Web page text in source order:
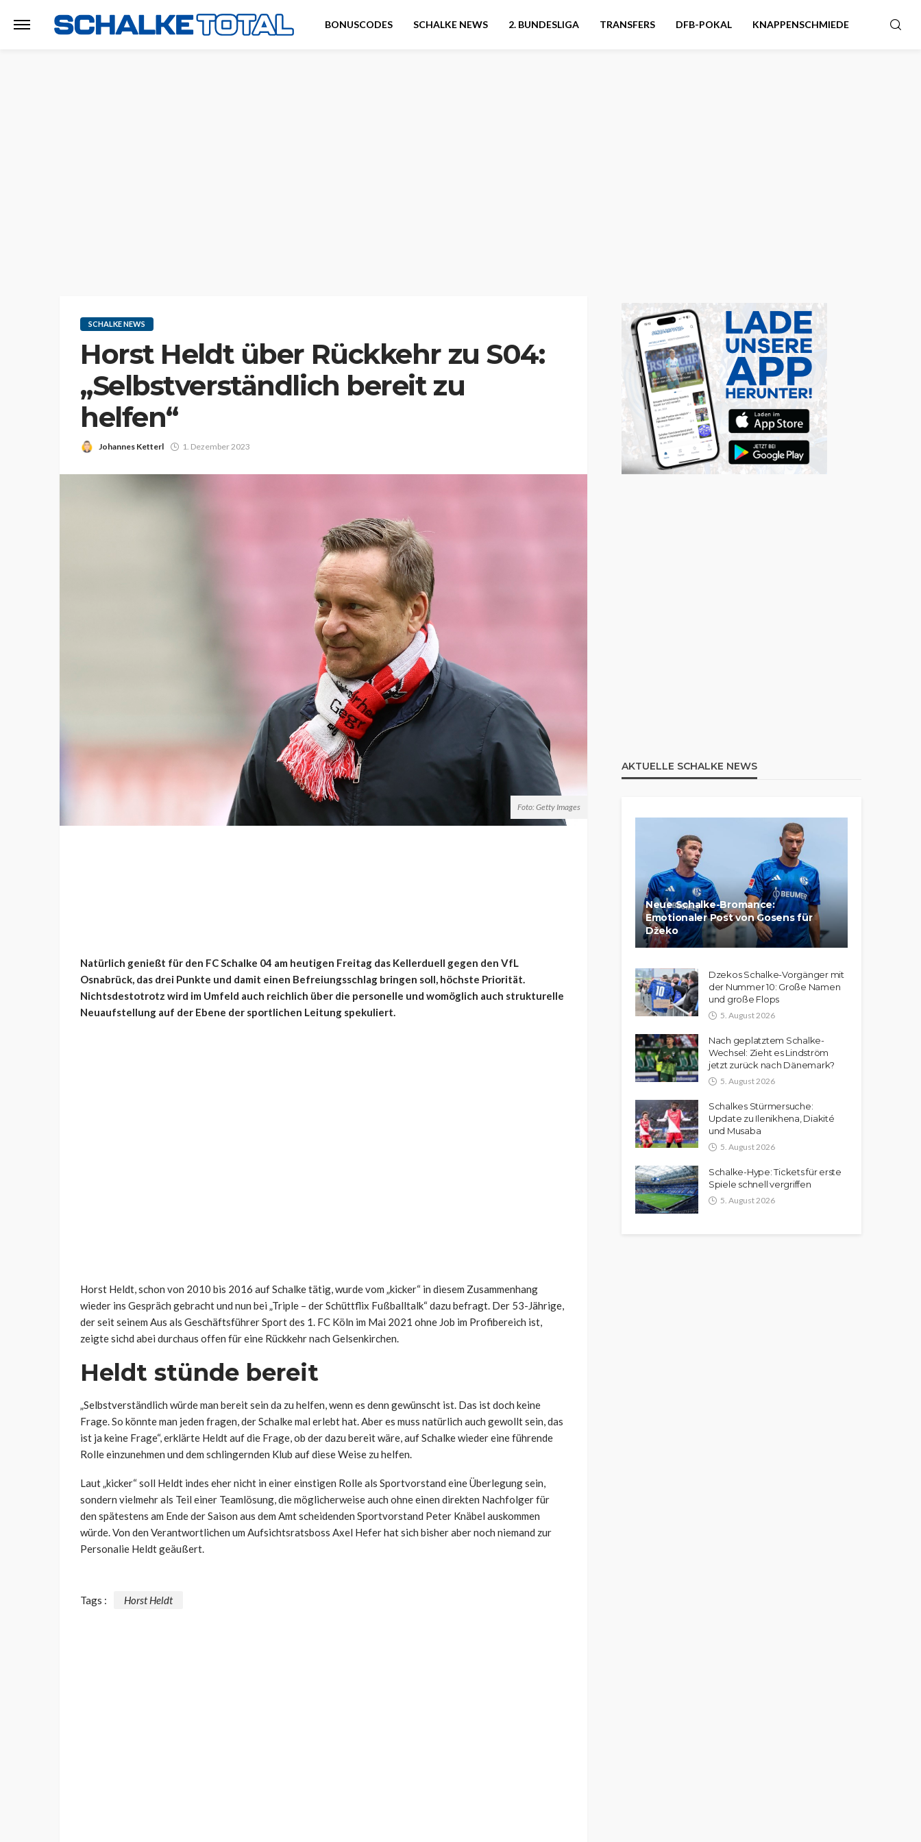
BONUSCODES SCHALKE NEWS 2. BUNDESLIGA TRANSFERS DFB-POKAL KNAPPENSCHMIEDE
SCHALKE NEWS
Horst Heldt über Rückkehr zu S04:
„Selbstverständlich bereit zu
helfen“
Johannes Ketterl 1. Dezember 2023
Foto: Getty Images
Natürlich genießt für den FC Schalke 04 am heutigen Freitag das Kellerduell gegen den VfL
Osnabrück, das drei Punkte und damit einen Befreiungsschlag bringen soll, höchste Priorität.
Nichtsdestotrotz wird im Umfeld auch reichlich über die personelle und womöglich auch strukturelle
Neuaufstellung auf der Ebene der sportlichen Leitung spekuliert.
Horst Heldt, schon von 2010 bis 2016 auf Schalke tätig, wurde vom „kicker“ in diesem Zusammenhang
wieder ins Gespräch gebracht und nun bei „Triple – der Schüttflix Fußballtalk“ dazu befragt. Der 53-Jährige,
der seit seinem Aus als Geschäftsführer Sport des 1. FC Köln im Mai 2021 ohne Job im Profibereich ist,
zeigte sichd abei durchaus offen für eine Rückkehr nach Gelsenkirchen.
Heldt stünde bereit
„Selbstverständlich würde man bereit sein da zu helfen, wenn es denn gewünscht ist. Das ist doch keine
Frage. So könnte man jeden fragen, der Schalke mal erlebt hat. Aber es muss natürlich auch gewollt sein, das
ist ja keine Frage“, erklärte Heldt auf die Frage, ob der dazu bereit wäre, auf Schalke wieder eine führende
Rolle einzunehmen und dem schlingernden Klub auf diese Weise zu helfen.
Laut „kicker“ soll Heldt indes eher nicht in einer einstigen Rolle als Sportvorstand eine Überlegung sein,
sondern vielmehr als Teil einer Teamlösung, die möglicherweise auch ohne einen direkten Nachfolger für
den spätestens am Ende der Saison aus dem Amt scheidenden Sportvorstand Peter Knäbel auskommen
würde. Von den Verantwortlichen um Aufsichtsratsboss Axel Hefer hat sich bisher aber noch niemand zur
Personalie Heldt geäußert.
Tags : Horst Heldt
AKTUELLE SCHALKE NEWS
Neue Schalke-Bromance:
Emotionaler Post von Gosens für
Džeko
Dzekos Schalke-Vorgänger mit
der Nummer 10: Große Namen
und große Flops
5. August 2026
Nach geplatztem Schalke-
Wechsel: Zieht es Lindström
jetzt zurück nach Dänemark?
5. August 2026
Schalkes Stürmersuche:
Update zu Ilenikhena, Diakité
und Musaba
5. August 2026
Schalke-Hype: Tickets für erste
Spiele schnell vergriffen
5. August 2026